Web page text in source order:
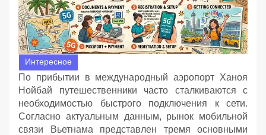
Интересное
По прибытии в международный аэропорт Ханоя
Нойбай путешественники часто сталкиваются с
необходимостью быстрого подключения к сети.
Согласно актуальным данным, рынок мобильной
связи Вьетнама представлен тремя основными